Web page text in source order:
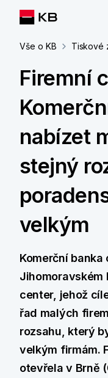
Vše o KB Tiskové
Firemní
nabízet
stejný
velkým
Komerční
Jihomoravském
center, jehož
řad malých
rozsahu, který
velkým firmám.
otevřela v Brně